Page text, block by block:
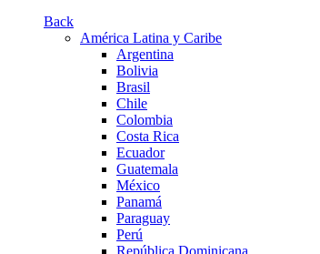
Back
América Latina y Caribe
Argentina
Bolivia
Brasil
Chile
Colombia
Costa Rica
Ecuador
Guatemala
México
Panamá
Paraguay
Perú